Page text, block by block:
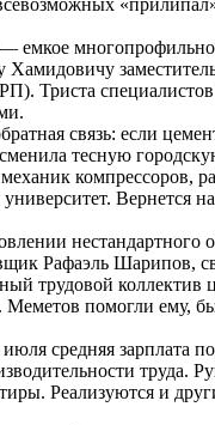
Хамидовичу
Триста
связь: если
тесную
компрессоров,
нестандартного
Рафаэль Шарипов,
трудовой коллектив
помогли ему,
средняя
Реализуются и